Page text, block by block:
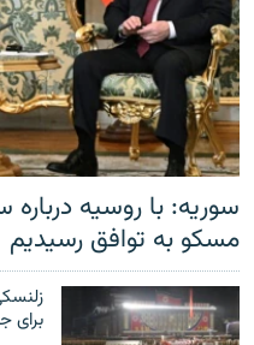
سوریه: با روسیه
مسکو به توافق رسیدیم
برای